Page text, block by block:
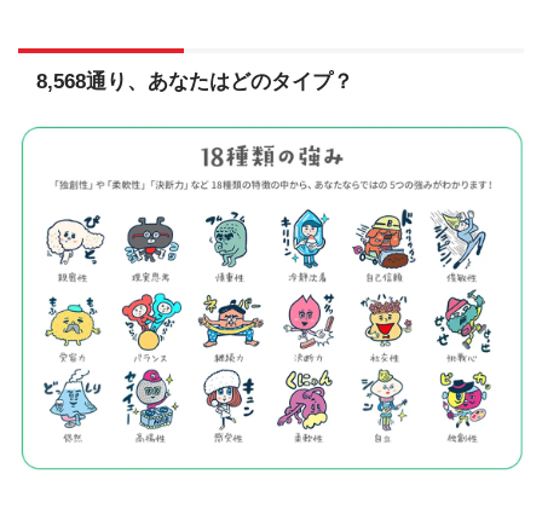
8,568通り、あなたはどのタイプ？